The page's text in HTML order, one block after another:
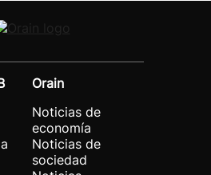
Orain
Noticias de
economía
Noticias de
sociedad